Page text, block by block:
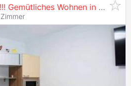
KAUFVEREINBARUNG!!! Gemütliches Wohnen in
Hausim
Zimmer